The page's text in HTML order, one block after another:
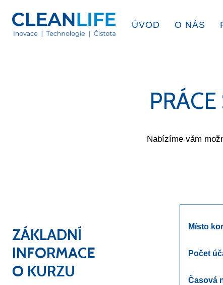
ÚVOD O NÁS
Nabízíme vám
ZÁKLADNÍ
INFORMACE
O KURZU
Místo
Počet
Časová